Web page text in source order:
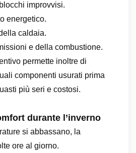
improvvisi.
energetico.
caldaia.
e della combustione.
permette inoltre di
componenti usurati prima
più seri e costosi.
durante l’inverno
si abbassano, la
ore al giorno.